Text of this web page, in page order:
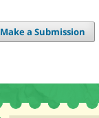
Make a Submission